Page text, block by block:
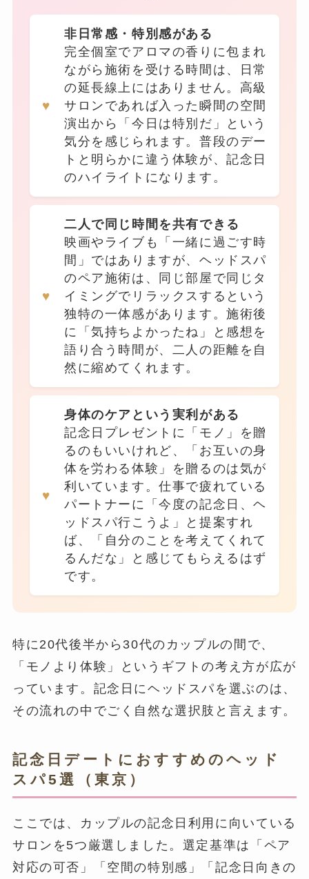
非日常感・特別感がある
完全個室でアロマの香りに包まれ
ながら施術を受ける時間は、日常
の延長線上にはありません。高級
サロンであれば入った瞬間の空間
演出から「今日は特別だ」という
気分を感じられます。普段のデー
トと明らかに違う体験が、記念日
のハイライトになります。
二人で同じ時間を共有できる
映画やライブも「一緒に過ごす時
間」ではありますが、ヘッドスパ
のペア施術は、同じ部屋で同じタ
イミングでリラックスするという
独特の一体感があります。施術後
に「気持ちよかったね」と感想を
語り合う時間が、二人の距離を自
然に縮めてくれます。
身体のケアという実利がある
記念日プレゼントに「モノ」を贈
るのもいいけれど、「お互いの身
体を労わる体験」を贈るのは気が
利いています。仕事で疲れている
パートナーに「今度の記念日、ヘ
ッドスパ行こうよ」と提案すれ
ば、「自分のことを考えてくれて
るんだな」と感じてもらえるはず
です。
特に20代後半から30代のカップルの間で、
「モノより体験」というギフトの考え方が広が
っています。記念日にヘッドスパを選ぶのは、
その流れの中でごく自然な選択肢と言えます。
記念日デートにおすすめのヘッド
スパ5選（東京）
ここでは、カップルの記念日利用に向いている
サロンを5つ厳選しました。選定基準は「ペア
対応の可否」「空間の特別感」「記念日向きの